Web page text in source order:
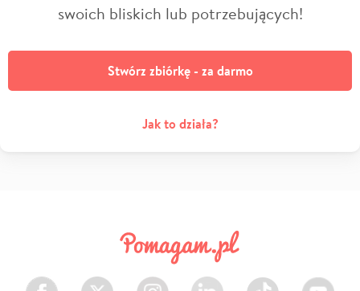
swoich bliskich lub potrzebujących!
Stwórz zbiórkę - za darmo
Jak to działa?
Facebook Twitter Instagram LinkedIn TikTok Youtube